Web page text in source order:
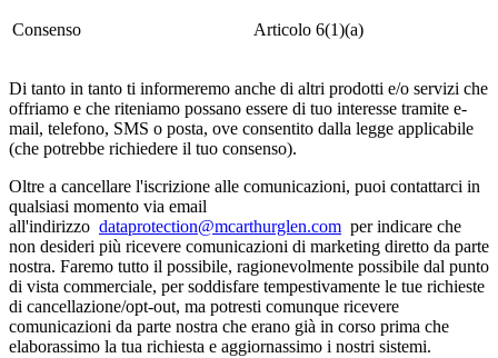
Consenso Articolo 6(1)(a)
Di tanto in tanto ti informeremo anche di altri prodotti e/o servizi che
offriamo e che riteniamo possano essere di tuo interesse tramite e-
mail, telefono, SMS o posta, ove consentito dalla legge applicabile
(che potrebbe richiedere il tuo consenso).
Oltre a cancellare l'iscrizione alle comunicazioni, puoi contattarci in
qualsiasi momento via email
all'indirizzo dataprotection@mcarthurglen.com per indicare che
non desideri più ricevere comunicazioni di marketing diretto da parte
nostra. Faremo tutto il possibile, ragionevolmente possibile dal punto
di vista commerciale, per soddisfare tempestivamente le tue richieste
di cancellazione/opt-out, ma potresti comunque ricevere
comunicazioni da parte nostra che erano già in corso prima che
elaborassimo la tua richiesta e aggiornassimo i nostri sistemi.